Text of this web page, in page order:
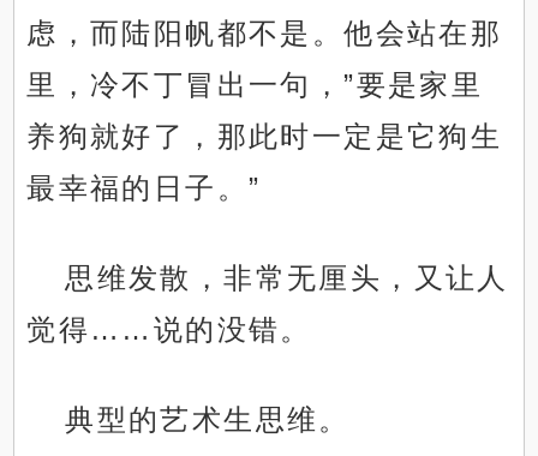
虑，而陆阳帆都不是。他会站在那
里，冷不丁冒出一句，”要是家里
养狗就好了，那此时一定是它狗生
最幸福的日子。”
思维发散，非常无厘头，又让人
觉得……说的没错。
典型的艺术生思维。